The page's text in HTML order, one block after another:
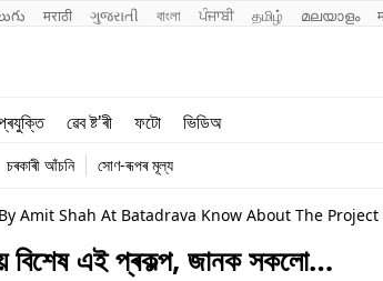
मराठी ગુજરાતી বাংলা ਪੰਜਾਬੀ தமிழ் മലയാളം
ৱেব ষ্ট'ৰী ফটো ভিডিঅ
চৰকাৰী আঁচনি সোণ-ৰূপৰ মূল্য
Amit Shah At Batadrava Know About The
বিশেষ এই প্ৰকল্প, জানক সকলো…